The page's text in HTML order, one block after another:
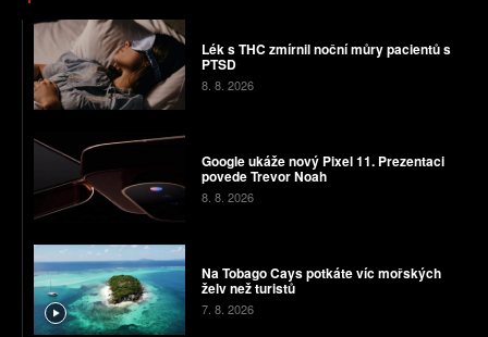
Lék s THC zmírnil noční můry pacientů s
PTSD
8. 8. 2026
Google ukáže nový Pixel 11. Prezentaci
povede Trevor Noah
8. 8. 2026
Na Tobago Cays potkáte víc mořských
želv než turistů
7. 8. 2026